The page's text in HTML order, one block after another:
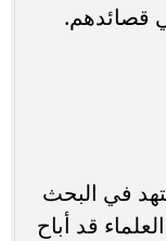
قصائدهم.
في البحث
قد أباح